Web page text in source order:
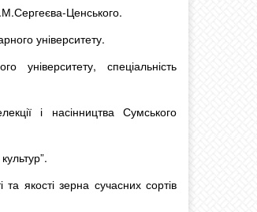
Ценського.
університету.
університету, спеціальність
і насінництва Сумського
якості зерна сучасних сортів